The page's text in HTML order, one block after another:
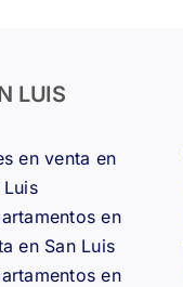
LUIS
en venta en
Luis
en
en San Luis
en